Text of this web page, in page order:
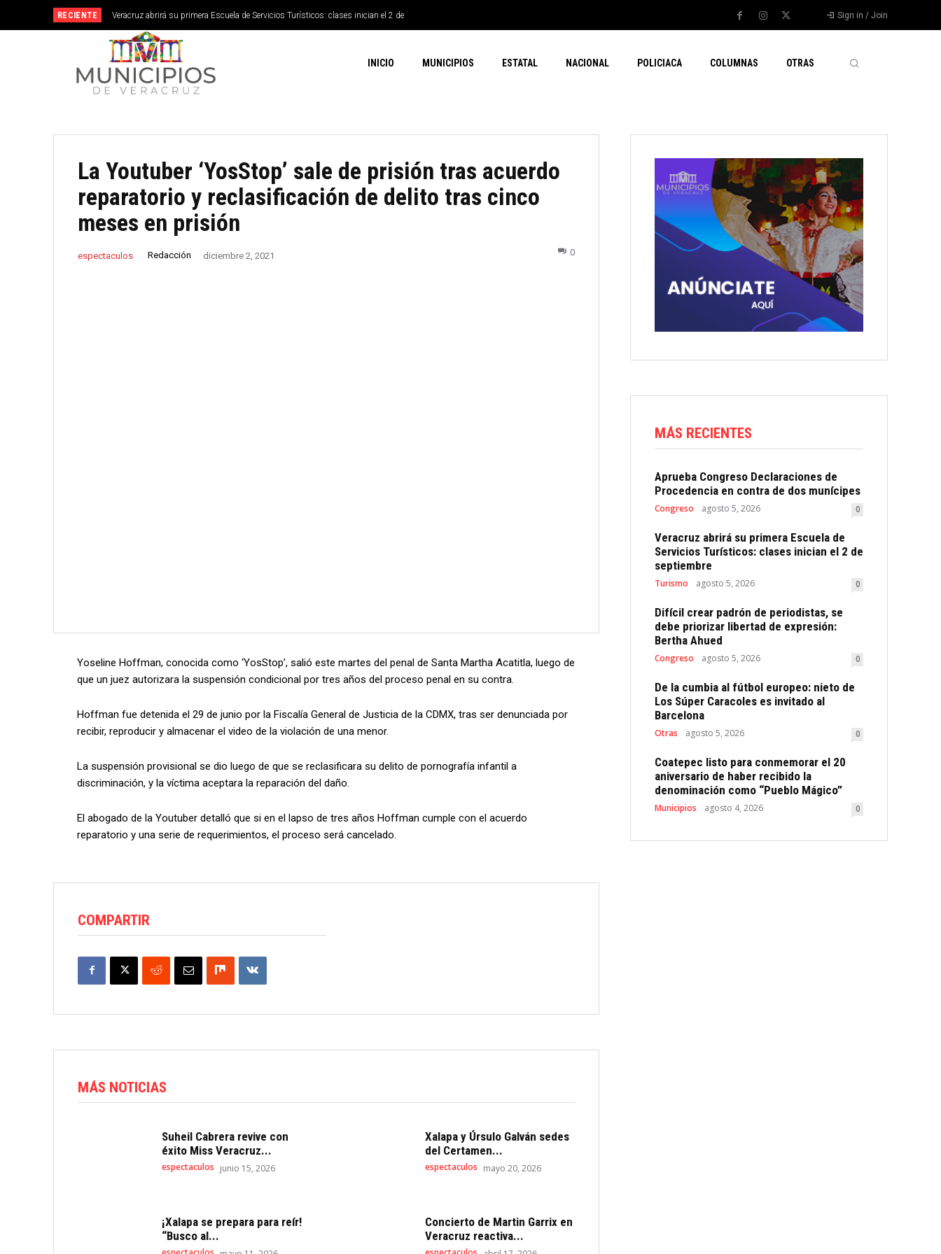
RECIENTE
Veracruz abrirá su primera Escuela de Servicios Turísticos: clases inician el 2 de
septiembre
Sign in / Join
INICIO MUNICIPIOS ESTATAL NACIONAL POLICIACA COLUMNAS OTRAS
La Youtuber ‘YosStop’ sale de prisión tras acuerdo
reparatorio y reclasificación de delito tras cinco
meses en prisión
espectaculos Redacción diciembre 2, 2021 0
Yoseline Hoffman, conocida como ‘YosStop’, salió este martes del penal de Santa Martha Acatitla, luego de
que un juez autorizara la suspensión condicional por tres años del proceso penal en su contra.
Hoffman fue detenida el 29 de junio por la Fiscalía General de Justicia de la CDMX, tras ser denunciada por
recibir, reproducir y almacenar el video de la violación de una menor.
La suspensión provisional se dio luego de que se reclasificara su delito de pornografía infantil a
discriminación, y la víctima aceptara la reparación del daño.
El abogado de la Youtuber detalló que si en el lapso de tres años Hoffman cumple con el acuerdo
reparatorio y una serie de requerimientos, el proceso será cancelado.
COMPARTIR
MÁS NOTICIAS
Suheil Cabrera revive con
éxito Miss Veracruz...
espectaculos junio 15, 2026
Xalapa y Úrsulo Galván sedes
del Certamen...
espectaculos mayo 20, 2026
¡Xalapa se prepara para reír!
“Busco al...
Concierto de Martin Garrix en
Veracruz reactiva...
MÁS RECIENTES
Aprueba Congreso Declaraciones de
Procedencia en contra de dos munícipes
Congreso agosto 5, 2026 0
Veracruz abrirá su primera Escuela de
Servicios Turísticos: clases inician el 2 de
septiembre
Turismo agosto 5, 2026 0
Difícil crear padrón de periodistas, se
debe priorizar libertad de expresión:
Bertha Ahued
Congreso agosto 5, 2026 0
De la cumbia al fútbol europeo: nieto de
Los Súper Caracoles es invitado al
Barcelona
Otras agosto 5, 2026 0
Coatepec listo para conmemorar el 20
aniversario de haber recibido la
denominación como “Pueblo Mágico”
Municipios agosto 4, 2026 0